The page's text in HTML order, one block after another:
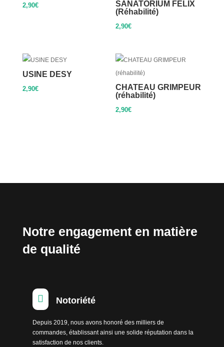
2,90€
SANATORIUM FELIX
(Réhabilité)
2,90€
USINE DESY
2,90€
CHATEAU GRIMPEUR
(réhabilité)
2,90€
Notre engagement en matière
de qualité
 Notoriété
Depuis 2019, nous avons honoré des milliers de
commandes, établissant ainsi une solide réputation dans la
satisfaction de nos clients.